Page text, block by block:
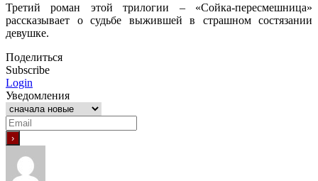
Третий роман этой трилогии – «Сойка-пересмешница»
рассказывает о судьбе выжившей в страшном состязании
девушке.
Поделиться
Subscribe
Login
Уведомления